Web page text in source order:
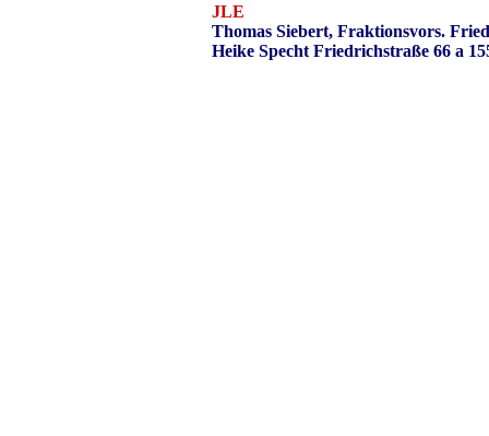
JLE
Thomas Siebert, Fraktionsvors.
Heike Specht Friedrichstraße 66 a